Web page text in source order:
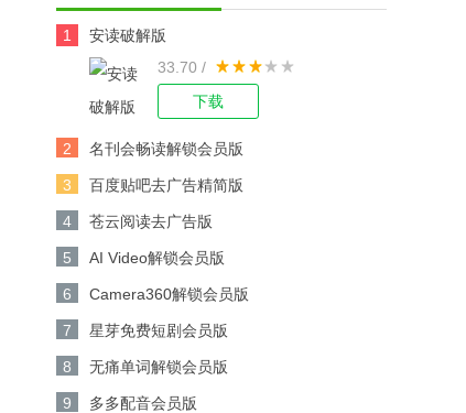
1
安读破解版
33.70 /
下载
2 名刊会畅读解锁会员版
3 百度贴吧去广告精简版
4 苍云阅读去广告版
5 AI Video解锁会员版
6 Camera360解锁会员版
7 星芽免费短剧会员版
8 无痛单词解锁会员版
9 多多配音会员版